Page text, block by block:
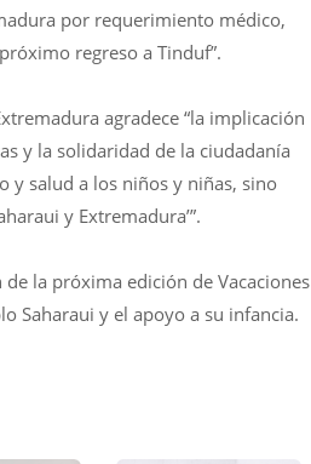
por requerimiento médico,
regreso a Tinduf”.
agradece “la implicación
y la solidaridad de la ciudadanía
y salud a los niños y niñas, sino
y Extremadura’”.
la próxima edición de Vacaciones
Saharaui y el apoyo a su infancia.